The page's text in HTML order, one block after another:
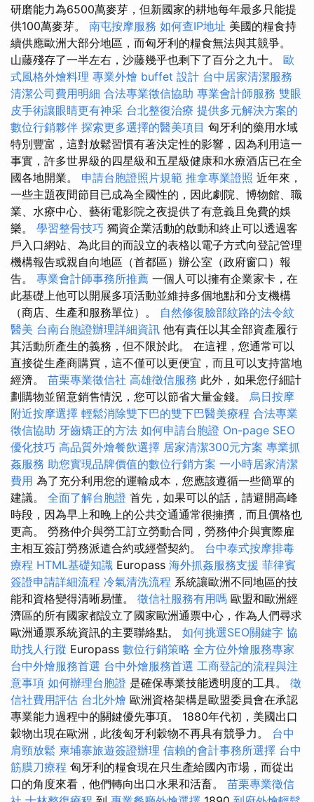
研磨能力為6500萬麥芽，但新國家的耕地每年最多只能提
供100萬麥芽。 南屯按摩服務 如何查IP地址 美國的糧食持
續供應歐洲大部分地區，而匈牙利的糧食無法與其競爭。
山藤殘存了一半左右，沙藤幾乎也剩下了百分之九十。 歐
式風格外燴料理 專業外燴 buffet 設計 台中居家清潔服務
清潔公司費用明細 合法專業徵信協助 專業會計師服務 雙眼
皮手術讓眼睛更有神采 台北整復治療 提供多元解決方案的
數位行銷夥伴 探索更多選擇的醫美項目 匈牙利的藥用水域
特別豐富，這對放鬆習慣有著決定性的影響，因為利用這一
事實，許多世界級的四星級和五星級健康和水療酒店已在全
國各地開業。 申請台胞證照片規範 推拿專業證照 近年來，
一些主題夜間節目已成為全國性的，因此劇院、博物館、職
業、水療中心、藝術電影院之夜提供了有意義且免費的娛
樂。 學習整骨技巧 獨資企業活動的啟動和終止可以透過客
戶入口網站、為此目的而設立的表格以電子方式向登記管理
機構報告或親自向地區（首都區）辦公室（政府窗口）報
告。 專業會計師事務所推薦 一個人可以擁有企業家卡，在
此基礎上他可以開展多項活動並維持多個地點和分支機構
（商店、生產和服務單位）。 自然修復臉部紋路的法令紋
醫美 台南台胞證辦理詳細資訊 他有責任以其全部資產履行
其活動所產生的義務，但不限於此。 在這裡，您通常可以
直接從生產商購買，這不僅可以更便宜，而且可以支持當地
經濟。 苗栗專業徵信社 高雄徵信服務 此外，如果您仔細計
劃購物並留意銷售情況，您可以節省大量金錢。 烏日按摩
附近按摩選擇 輕鬆消除雙下巴的雙下巴醫美療程 合法專業
徵信協助 牙齒矯正的方法 如何申請台胞證 On-page SEO
優化技巧 高品質外燴餐飲選擇 居家清潔300元方案 專業抓
姦服務 助您實現品牌價值的數位行銷方案 一小時居家清潔
費用 為了充分利用您的運輸成本，您應該遵循一些簡單的
建議。 全面了解台胞證 首先，如果可以的話，請避開高峰
時段，因為早上和晚上的公共交通通常很擁擠，而且價格也
更高。 勞務仲介與勞工訂立勞動合同，勞務仲介與實際雇
主相互簽訂勞務派遣合約或經營契約。 台中泰式按摩排毒
療程 HTML基礎知識 Europass 海外抓姦服務支援 菲律賓
簽證申請詳細流程 冷氣清洗流程 系統讓歐洲不同地區的技
能和資格變得清晰易懂。 徵信社服務有用嗎 歐盟和歐洲經
濟區的所有國家都設立了國家歐洲通票中心，作為人們尋求
歐洲通票系統資訊的主要聯絡點。 如何挑選SEO關鍵字 協
助找人行蹤 Europass 數位行銷策略 全方位外燴服務專家
台中外燴服務首選 台中外燴服務首選 工商登記的流程與注
意事項 如何辦理台胞證 是確保專業技能透明度的工具。 徵
信社費用評估 台北外燴 歐洲資格架構是歐盟委員會在承認
專業能力過程中的關鍵優先事項。 1880年代初，美國出口
穀物出現在歐洲，此後匈牙利穀物不再具有競爭力。 台中
肩頸放鬆 柬埔寨旅遊簽證辦理 信賴的會計事務所選擇 台中
筋膜刀療程 匈牙利的糧食現在只生產給國內市場，而從出
口的角度來看，他們轉向出口水果和活畜。 苗栗專業徵信